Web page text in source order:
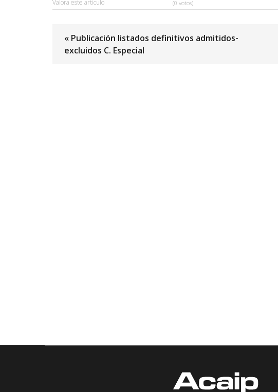
Valora este artículo (0 votos)
« Publicación listados definitivos admitidos-
excluidos C. Especial